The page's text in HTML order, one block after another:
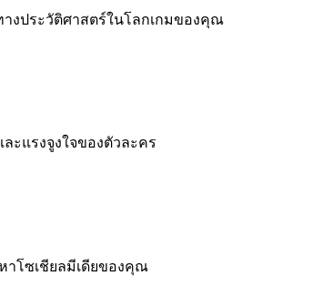
างประวัติศาสตร์ในโลกเกมของคุณ
ะแรงจูงใจของตัวละคร
าโซเชียลมีเดียของคุณ